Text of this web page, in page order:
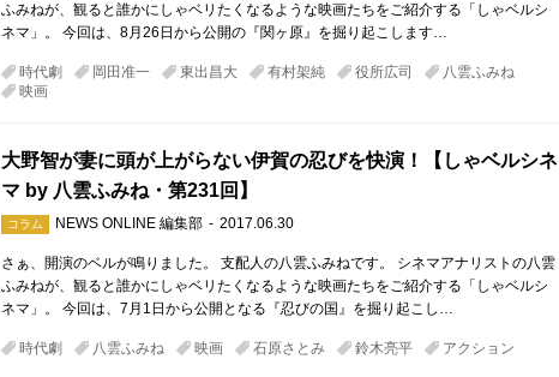
ふみねが、観ると誰かにしゃベリたくなるような映画たちをご紹介する「しゃベルシ
ネマ」。 今回は、8月26日から公開の『関ヶ原』を掘り起こします…
時代劇 岡田准一 東出昌大 有村架純 役所広司
八雲ふみね
映画
大野智が妻に頭が上がらない伊賀の忍びを快演！【しゃベルシネ
マ by 八雲ふみね・第231回】
コラム NEWS ONLINE 編集部 2017.06.30
さぁ、開演のベルが鳴りました。 支配人の八雲ふみねです。 シネマアナリストの八雲
ふみねが、観ると誰かにしゃベリたくなるような映画たちをご紹介する「しゃベルシ
ネマ」。 今回は、7月1日から公開となる『忍びの国』を掘り起こし…
時代劇 八雲ふみね 映画 石原さとみ 鈴木亮平 アクション